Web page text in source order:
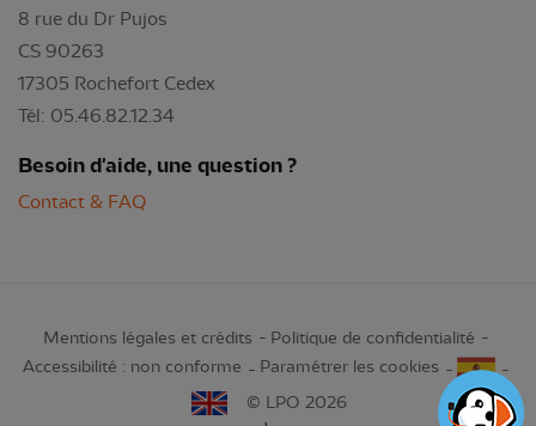
8 rue du Dr Pujos
CS 90263
17305 Rochefort Cedex
Tél: 05.46.82.12.34
Besoin d'aide, une question ?
Contact & FAQ
Mentions légales et crédits
Politique de confidentialité
Accessibilité : non conforme
Paramétrer les cookies
© LPO 2026